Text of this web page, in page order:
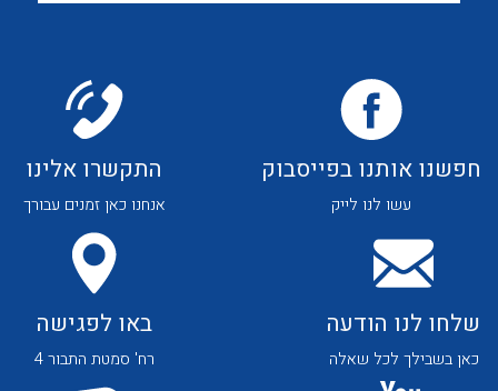
About Ateka Ltd.
לכל מוצרי היצרן לכל מוצרי היצרן
חפשנו אותנו בפייסבוק
עשו לנו לייק
התקשרו אלינו
אנחנו כאן זמנים עבורך
שלחו לנו הודעה
כאן בשבילך לכל שאלה
באו לפגישה
רח' סמטת התבור 4